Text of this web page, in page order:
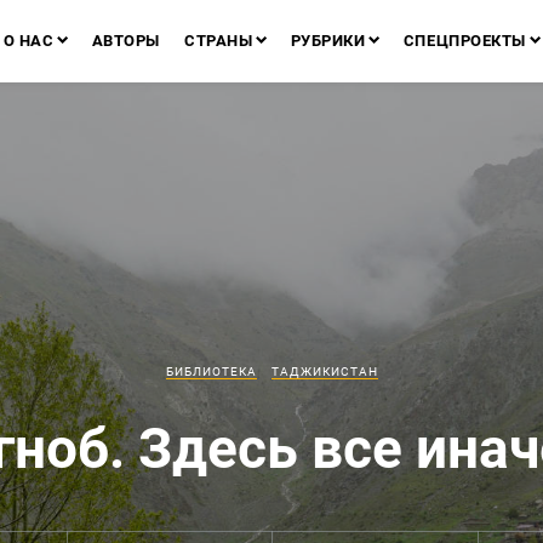
О НАС АВТОРЫ СТРАНЫ РУБРИКИ СПЕЦПРОЕКТЫ
БИБЛИОТЕКА ТАДЖИКИСТАН
Здесь все